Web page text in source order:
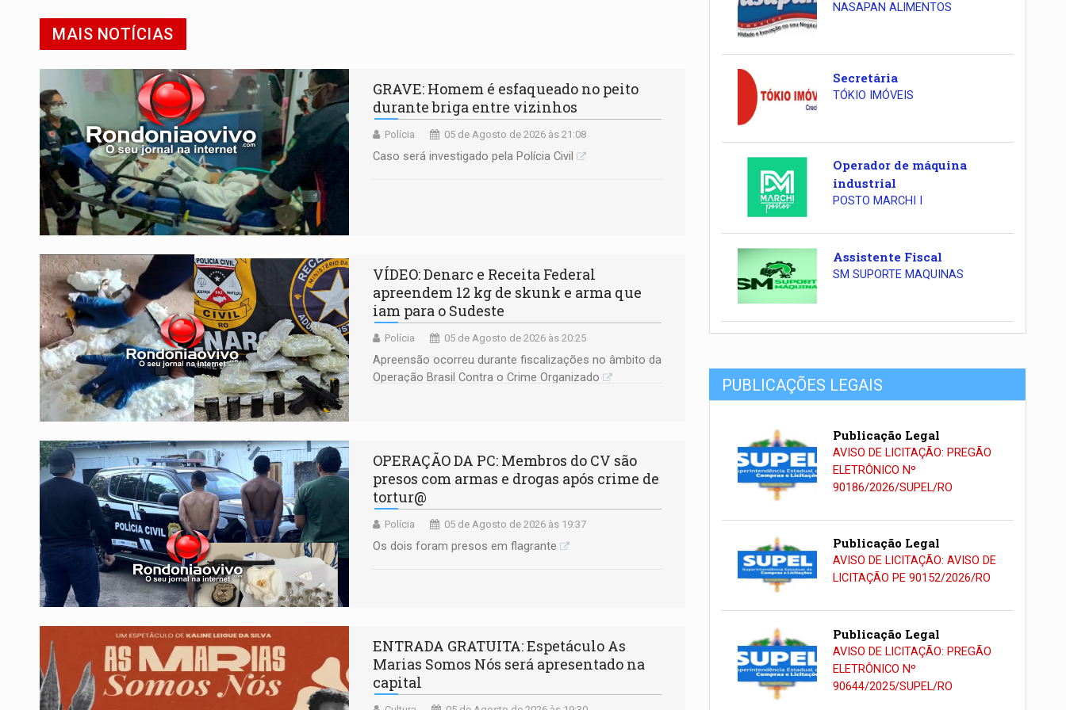
MAIS NOTÍCIAS
GRAVE: Homem é esfaqueado no peito
durante briga entre vizinhos
Polícia 05 de Agosto de 2026 às 21:08
Caso será investigado pela Polícia Civil
VÍDEO: Denarc e Receita Federal
apreendem 12 kg de skunk e arma que
iam para o Sudeste
Polícia 05 de Agosto de 2026 às 20:25
Apreensão ocorreu durante fiscalizações no âmbito da
Operação Brasil Contra o Crime Organizado
OPERAÇÃO DA PC: Membros do CV são
presos com armas e drogas após crime de
tortur@
Polícia 05 de Agosto de 2026 às 19:37
Os dois foram presos em flagrante
ENTRADA GRATUITA: Espetáculo As
Marias Somos Nós será apresentado na
capital
NASAPAN ALIMENTOS
Secretária
TÓKIO IMÓVEIS
Operador de máquina
industrial
POSTO MARCHI I
Assistente Fiscal
SM SUPORTE MAQUINAS
PUBLICAÇÕES LEGAIS
Publicação Legal
AVISO DE LICITAÇÃO: PREGÃO
ELETRÔNICO Nº
90186/2026/SUPEL/RO
Publicação Legal
AVISO DE LICITAÇÃO: AVISO DE
LICITAÇÃO PE 90152/2026/RO
Publicação Legal
AVISO DE LICITAÇÃO: PREGÃO
ELETRÔNICO Nº
90644/2025/SUPEL/RO